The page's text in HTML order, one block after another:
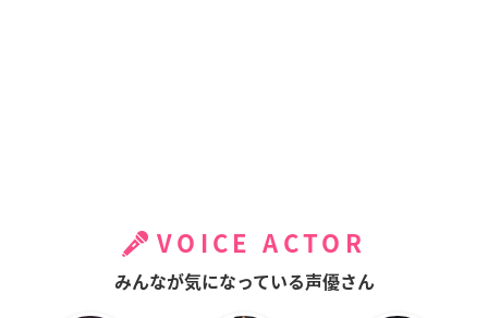
VOICE ACTOR
みんなが気になっている声優さん